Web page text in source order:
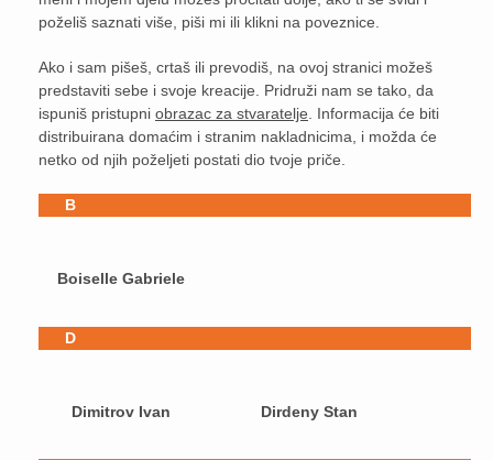
poželiš saznati više, piši mi ili klikni na poveznice.
Ako i sam pišeš, crtaš ili prevodiš, na ovoj stranici možeš
predstaviti sebe i svoje kreacije. Pridruži nam se tako, da
ispuniš pristupni obrazac za stvaratelje . Informacija će biti
distribuirana domaćim i stranim nakladnicima, i možda će
netko od njih poželjeti postati dio tvoje priče.
B
Boiselle Gabriele
D
Dimitrov Ivan Dirdeny Stan